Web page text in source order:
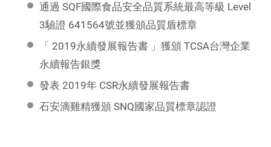
通過 SQF國際食品安全品質系統最高等級 Level
3驗證 641564號並獲頒品質盾標章
「 2019永續發展報告書 」獲頒 TCSA台灣企業
永續報告銀獎
發表 2019年 CSR永續發展報告書
石安滴雞精獲頒 SNQ國家品質標章認證